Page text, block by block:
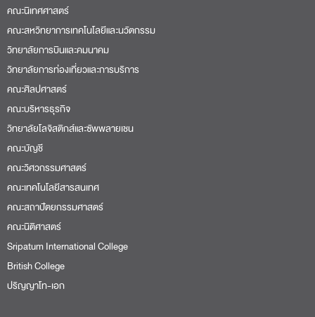
คณะนิเทศศาสตร์
คณะสหวิทยาการเทคโนโลยีและนวัตกรรม
วิทยาลัยการบินและคมนาคม
วิทยาลัยการท่องเที่ยวและการบริการ
คณะศิลปศาสตร์
คณะบริหารธุรกิจ
วิทยาลัยโลจิสติกส์และซัพพลายเชน
คณะบัญชี
คณะวิศวกรรมศาสตร์
คณะเทคโนโลยีสารสนเทศ
คณะสถาปัตยกรรมศาสตร์
คณะนิติศาสตร์
Sripatum International College
British College
ปริญญาโท-เอก